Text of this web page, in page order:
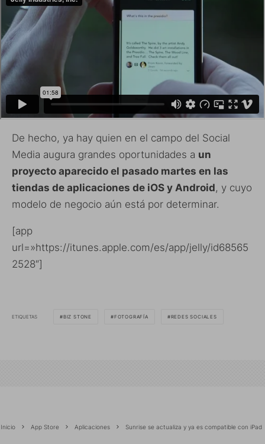
De hecho, ya hay quien en el campo del Social
Media augura grandes oportunidades a un
proyecto aparecido el pasado martes en las
tiendas de aplicaciones de iOS y Android, y cuyo
modelo de negocio aún está por determinar.
[app
url=»https://itunes.apple.com/es/app/jelly/id68565
2528″]
ETIQUETAS BIZ STONE FOTOGRAFÍA REDES SOCIALES
Inicio App Store Aplicaciones Sunrise se actualiza y ya es compatible con iPad